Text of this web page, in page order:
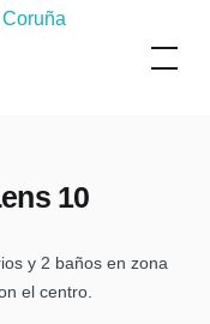
10
y 2 baños en zona
el centro.